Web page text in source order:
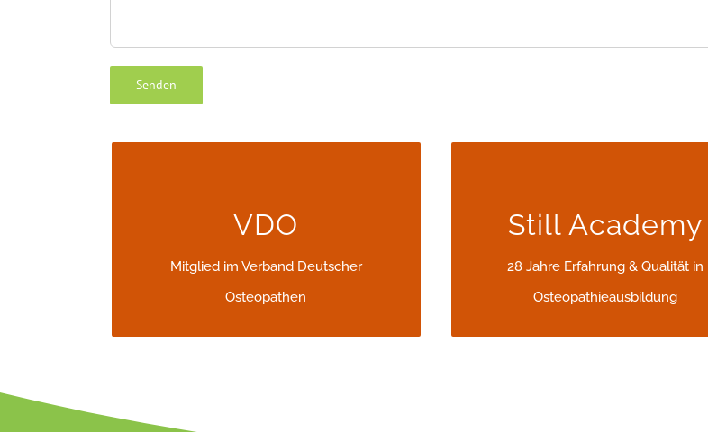
VDO
Mitglied im Verband Deutscher
Osteopathen
Mitglied im Verband Deutscher
Osteopathen
Still Academy
28 Jahre Erfahrung & Qualität in
Osteopathieausbildung
OSTEOPATHIEAUSBILDUNG
28 Jahre Erfahrung & Qualität in
Osteopathieausbildung
http://www.still-academy.de